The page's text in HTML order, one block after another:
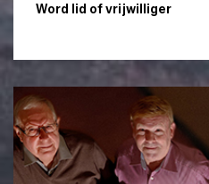
Word lid of vrijwilliger